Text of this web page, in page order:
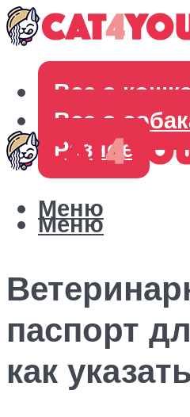
Все о
Все о
Разное
Меню
Меню
паспорт
как